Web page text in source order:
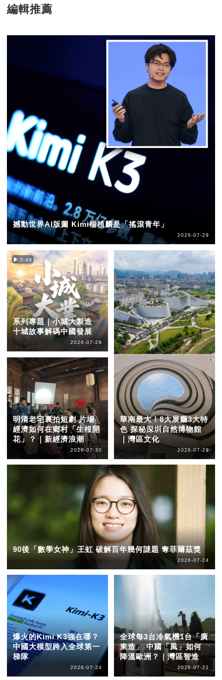
編輯推薦
撼動世界AI版圖 Kimi楊植麟是「搖滾青年」
2026-07-29
3:49
系列專題｜小城大製造
十城故事解碼中國發展
2026-07-28
明清老宅裏拍短劇 片場
經濟如何在鄉村「生根開
花」？｜新經濟浪潮
2026-07-30
華南最大！8大展廳3大特
色 探秘深圳自然博物館
｜灣區文化
2026-07-29
90後「數學女神」王虹 破解百年幾何謎題 奪菲爾茲獎
2026-07-24
爆火的Kimi K3強在哪？
中國大模型跨入全球第一
梯隊
2026-07-24
全球每3台冷氣機1台「廣
東造」 中國「風」如何
降溫歐洲？｜灣區智造
2026-07-22